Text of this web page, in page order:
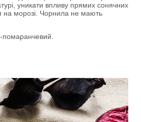
уникати впливу прямих сонячних
на морозі. Чорнила не мають
помаранчевий.